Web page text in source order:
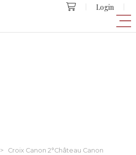
Login
> Croix Canon 2°Château Canon